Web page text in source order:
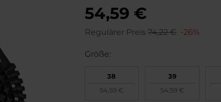
54,59 €
Regulärer Preis 74,22 € -26%
Größe:
38
54,59 €
39
54,59 €